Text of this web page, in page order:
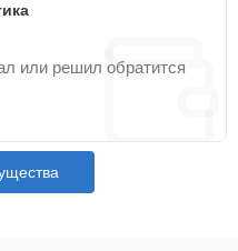
или решил обратится